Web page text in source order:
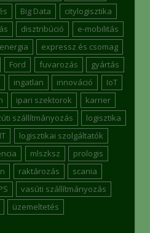
Big Data
citylogisztika
disztribúció
e-mobilitás
energia
expressz és csomag
Ford fuvarozás
gyártás
ingatlan innováció
IoT
ipari szektorok
karrier
szállítmányozás
logisztika
logisztikai szolgáltatók
mlszksz
prologis
raktározás
scania
vasúti szállítmányozás
üzemeltetés